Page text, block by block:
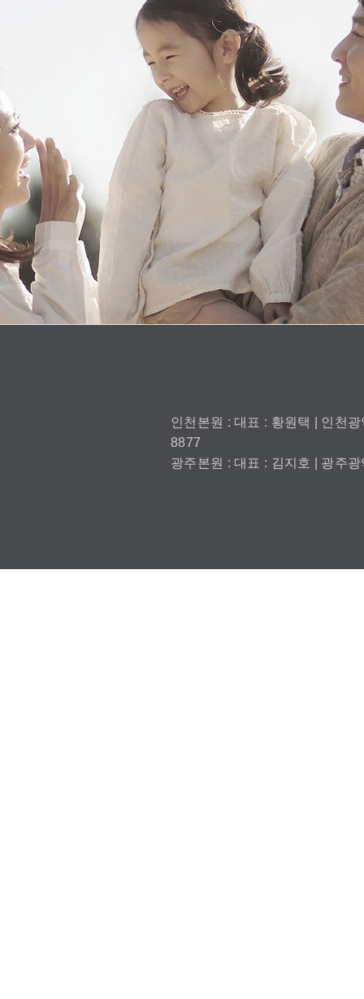
인천본원 : 대표 : 황원택 | 인천
8877
광주본원 : 대표 : 김지호 | 광주